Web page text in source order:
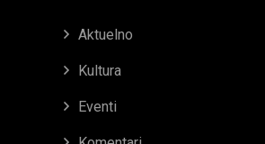
Aktuelno
Kultura
Eventi